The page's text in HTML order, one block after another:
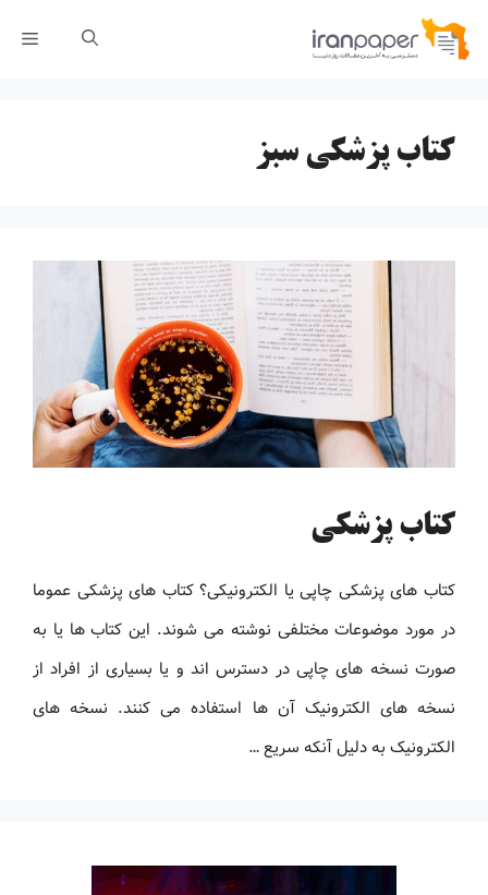
پرش
کتاب پزشکی سبز
کتاب پزشکی
کتاب های پزشکی چاپی یا الکترونیکی؟ کتاب های پزشکی عموما
در مورد موضوعات مختلفی نوشته می شوند. این کتاب ها یا به
صورت نسخه های چاپی در دسترس اند و یا بسیاری از افراد از
نسخه های الکترونیک آن ها استفاده می کنند. نسخه های
الکترونیک به دلیل آنکه سریع …